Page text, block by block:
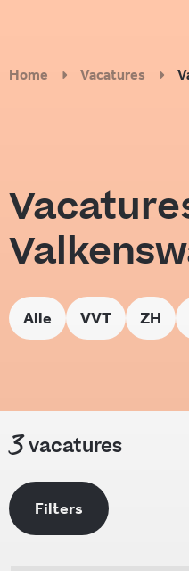
Home Vacatures
Alle VVT ZH
3vacatures
Filters